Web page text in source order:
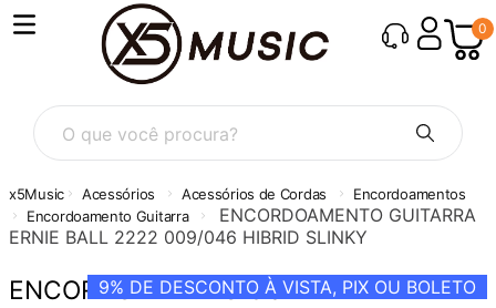
0
O que você procura?
Acessórios Acessórios de Cordas
Encordoamentos
Encordoamento Guitarra
ENCORDOAMENTO GUITARRA
ERNIE BALL 2222 009/046 HIBRID SLINKY
9% DE DESCONTO À VISTA, PIX OU BOLETO
ENCORDOAMENTO GUITARRA ERNIE